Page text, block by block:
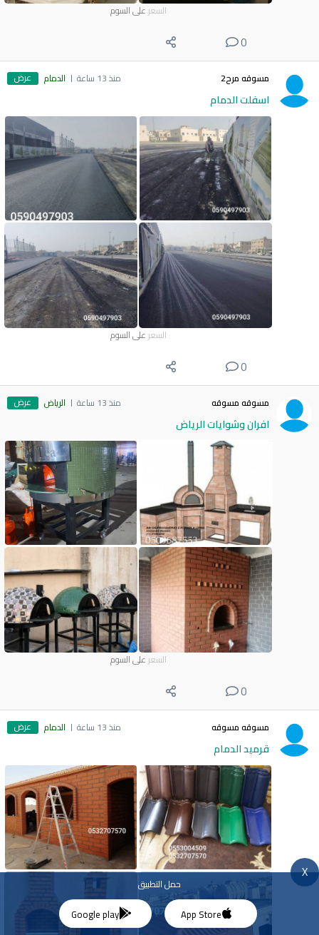
السعر على السوم
0
مسوقه مرح2 منذ 13 ساعة الدمام عرض
اسفلت الدمام
السعر على السوم
0
مسوقه مسوقه منذ 13 ساعة الرياض عرض
افران وشوايات الرياض
السعر على السوم
0
مسوقه مسوقه منذ 13 ساعة الدمام عرض
قرميد الدمام
X
حمل التطبيق
App Store
Google play